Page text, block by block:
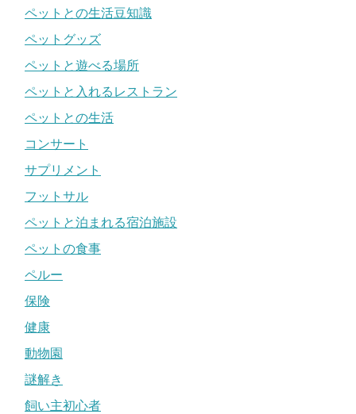
ペットとの生活豆知識
ペットグッズ
ペットと遊べる場所
ペットと入れるレストラン
ペットとの生活
コンサート
サプリメント
フットサル
ペットと泊まれる宿泊施設
ペットの食事
ペルー
保険
健康
動物園
謎解き
飼い主初心者